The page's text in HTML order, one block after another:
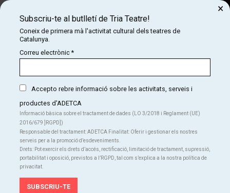
CARTELLERA
EL ANTICOACH
Stand-up Comedy
divendres 28 d’abril|22:30 h
Durada:80 min
Humor
Idiomes
Subscriu-te al butlletí de Tria Teatre!
Coneix de primera mà l'activitat cultural dels teatres de
Catalunya.
Correu electrònic*
Accepto rebre informació sobre les activitats, serveis i
productes d'ADETCA
Informació bàsica sobre el tractament de dades (LO 3/2018 i Reglament (UE)
2016/679 ]RGPD])
Responsable del tractament: ADETCA Finalitat: Oferir i gestionar els nostres
serveis per a la promoció d’esdeveniments.
Drets: Pot exercir els drets d’accés, rectificació, limitació de tractament, supressió,
portabilitat i oposició, previstos a l’RGPD, tal com s’explica a la nostra política de
privacitat.
×